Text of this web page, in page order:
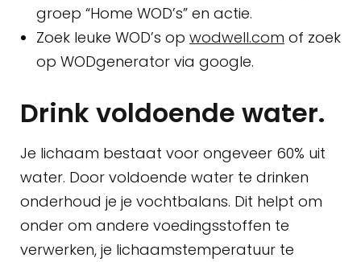
groep “Home WOD’s” en actie.
Zoek leuke WOD’s op wodwell.com of zoek
op WODgenerator via google.
Drink voldoende water.
Je lichaam bestaat voor ongeveer 60% uit
water. Door voldoende water te drinken
onderhoud je je vochtbalans. Dit helpt om
onder om andere voedingsstoffen te
verwerken, je lichaamstemperatuur te